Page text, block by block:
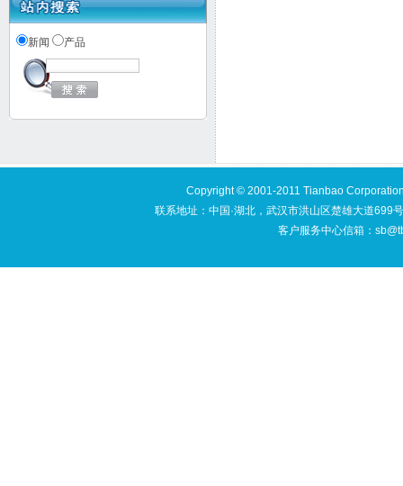
新闻 产品
Copyright © 2001-2011 Tianbao
联系地址：中国·湖北，武汉市洪山区楚雄大道
客户服务中心信箱：